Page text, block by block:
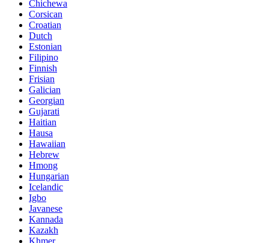
Chichewa
Corsican
Croatian
Dutch
Estonian
Filipino
Finnish
Frisian
Galician
Georgian
Gujarati
Haitian
Hausa
Hawaiian
Hebrew
Hmong
Hungarian
Icelandic
Igbo
Javanese
Kannada
Kazakh
Khmer